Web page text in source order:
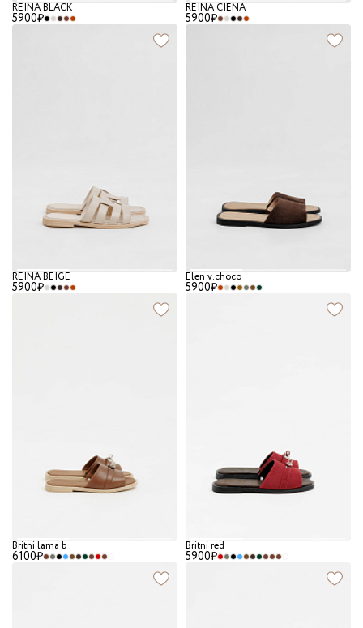
REINA BLACK
5900₽
REINA CIENA
5900₽
REINA BEIGE
5900₽
Elen v.choco
5900₽
Britni lama b
6100₽
Britni red
5900₽